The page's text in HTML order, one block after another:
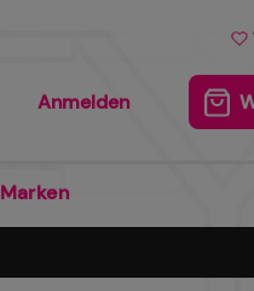
BEQUEM UND SICHER ÜBER
Anmelden
Marken